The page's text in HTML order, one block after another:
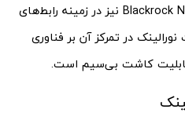
Synchron، Kernel، و Blackrock Neurotech نیز در زمینه رابط‌های
در تمرکز آن بر فناوری
قابلیت کاشت بی‌سیم است.